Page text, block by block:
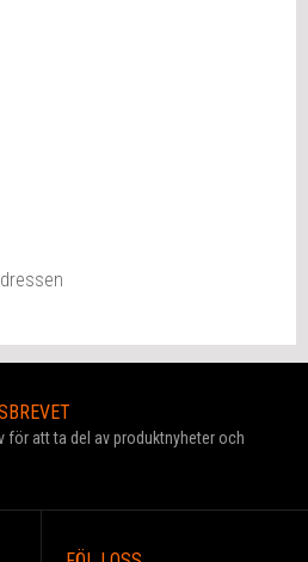
för att ta del av produktnyheter och